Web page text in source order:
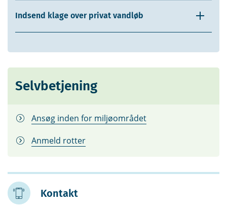
Indsend klage over privat vandløb
Selvbetjening
Ansøg inden for miljøområdet
Anmeld rotter
Kontakt